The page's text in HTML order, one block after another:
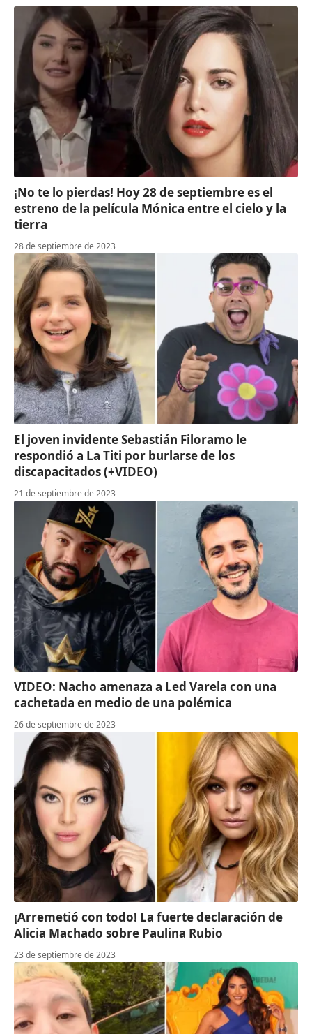
¡No te lo pierdas! Hoy 28 de septiembre es el
estreno de la película Mónica entre el cielo y la
tierra
28 de septiembre de 2023
El joven invidente Sebastián Filoramo le
respondió a La Titi por burlarse de los
discapacitados (+VIDEO)
21 de septiembre de 2023
VIDEO: Nacho amenaza a Led Varela con una
cachetada en medio de una polémica
26 de septiembre de 2023
¡Arremetió con todo! La fuerte declaración de
Alicia Machado sobre Paulina Rubio
23 de septiembre de 2023